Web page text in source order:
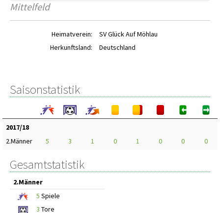
Mittelfeld
Heimatverein:
SV Glück Auf Möhlau
Herkunftsland:
Deutschland
Saisonstatistik
2017/18
2.Männer
5 3 1 0 1 0 0 0
Gesamtstatistik
2.Männer
5 Spiele
3 Tore